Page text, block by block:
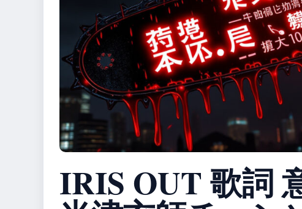
IRIS OUT 歌詞